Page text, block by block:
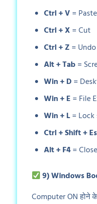
Ctrl + V = Paste
Ctrl + X = Cut
Ctrl + Z = Undo
Alt + Tab=
Win + D=
Win + E = File
Win + L= Lock
Ctrl + Shift +
Alt + F4=
9) Windows
Computer ON होने